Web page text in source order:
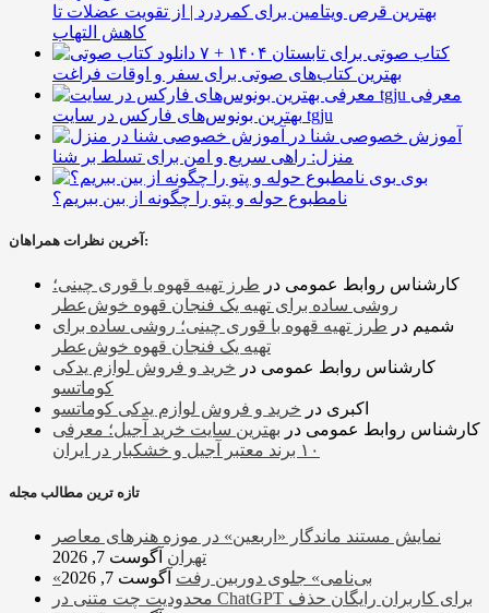
بهترین قرص ویتامین برای کمردرد | از تقویت عضلات تا
کاهش التهاب
۷ کتاب صوتی برای تابستان ۱۴۰۴ +
بهترین کتاب‌های صوتی برای سفر و اوقات فراغت
معرفی
بهترین بونوس‌های فارکس در سایت tgju
آموزش خصوصی شنا در
منزل: راهی سریع و امن برای تسلط بر شنا
بوی
نامطبوع حوله و پتو را چگونه از بین ببریم؟
آخرین نظرات همراهان:
کارشناس روابط عمومی در طرز تهیه قهوه با قوری چینی؛
روشی ساده برای تهیه یک فنجان قهوه خوش‌عطر
شمیم در طرز تهیه قهوه با قوری چینی؛ روشی ساده برای
تهیه یک فنجان قهوه خوش‌عطر
کارشناس روابط عمومی در خرید و فروش لوازم یدکی
کوماتسو
اکبری در خرید و فروش لوازم یدکی کوماتسو
کارشناس روابط عمومی در بهترین سایت خرید آجیل؛ معرفی
۱۰ برند معتبر آجیل و خشکبار در ایران
تازه ترین مطالب مجله
نمایش مستند ماندگار «اربعین» در موزه هنرهای معاصر
تهران آگوست 7, 2026
«بی‌نامی» جلوی دوربین رفت آگوست 7, 2026
محدودیت چت متنی در ChatGPT برای کاربران رایگان حذف